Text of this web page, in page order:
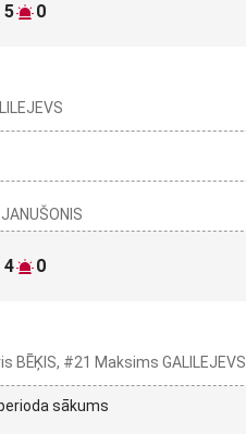
5 0
4 0
BĒĶIS, #21 Maksims GALILEJEVS
sākums